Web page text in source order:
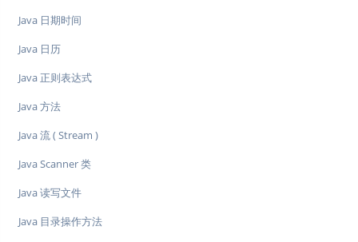
Java 日期时间
Java 日历
Java 正则表达式
Java 方法
Java 流 ( Stream )
Java Scanner 类
Java 读写文件
Java 目录操作方法